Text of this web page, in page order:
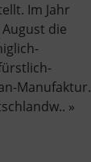
Im Jahr
die
Manufaktur.
»